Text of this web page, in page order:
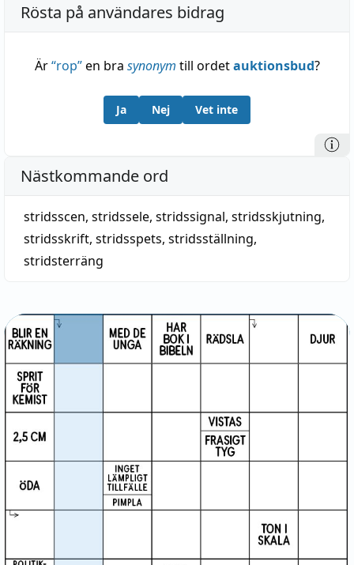
Rösta på användares bidrag
Är“rop”en bra synonym till ordetauktionsbud?
Ja Nej Vet inte
Nästkommande ord
stridsscen, stridssele, stridssignal, stridsskjutning,
stridsskrift, stridsspets, stridsställning,
stridsterräng